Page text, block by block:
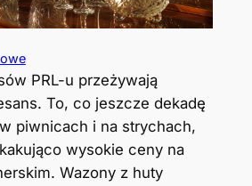
PRL-u przeżywają
To, co jeszcze dekadę
piwnicach i na strychach,
wysokie ceny na
Wazony z huty